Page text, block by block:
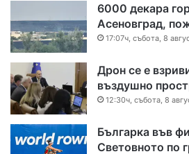
6000 декара
Асеновград,
17:07ч, събота, 8
Дрон се е
въздушно
12:30ч, събота, 8
Българка във
Световното по